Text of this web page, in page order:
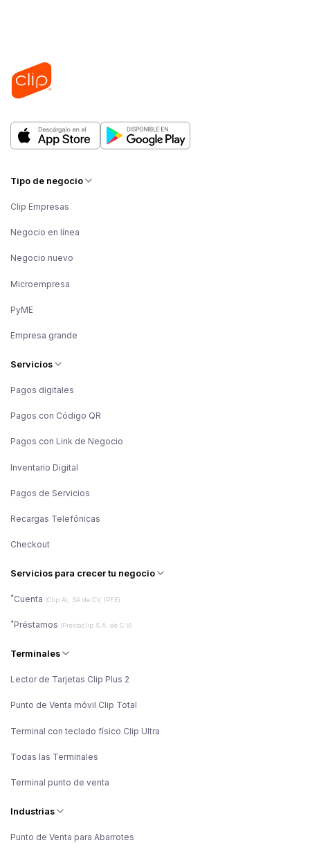
Terminales
Lector de Tarjetas Clip Plus 2
Punto de Venta móvil Clip Total
Terminal con teclado físico Clip Ultra
Todas las Terminales
Terminal punto de venta
Industrias
Punto de Venta para Abarrotes
Servicios
Pagos digitales
Pagos con Código QR
Pagos con Link de Negocio
Inventario Digital
Pagos de Servicios
Recargas Telefónicas
Checkout
Servicios para crecer tu negocio
*Cuenta (Clip AI, SA de CV, IPFE)
*Préstamos (Prestaclip S.A. de C.V)
Tipo de negocio
Clip Empresas
Negocio en línea
Negocio nuevo
Microempresa
PyME
Empresa grande